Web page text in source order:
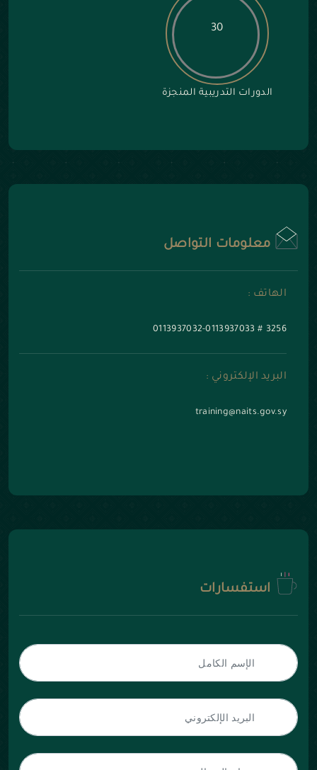
30
الدورات التدريبية المنجزة
معلومات التواصل
الهاتف :
0113937032-0113937033 # 3256
البريد الإلكتروني :
training@naits.gov.sy
استفسارات